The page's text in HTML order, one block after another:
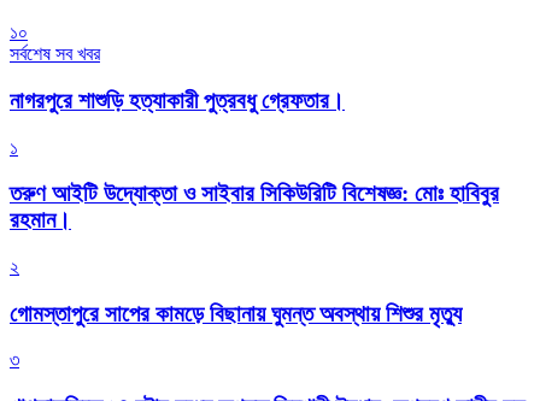
১০
সর্বশেষ সব খবর
নাগরপুরে শাশুড়ি হত্যাকারী পুত্রবধু গ্রেফতার।
১
তরুণ আইটি উদ্যোক্তা ও সাইবার সিকিউরিটি বিশেষজ্ঞ: মোঃ হাবিবুর
রহমান।
২
গোমস্তাপুরে সাপের কামড়ে বিছানায় ঘুমন্ত অবস্থায় শিশুর মৃত্যু
৩